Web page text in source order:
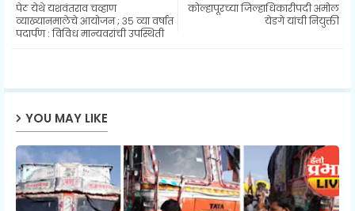
ter ats
कोल्हापूरच्या जिल्हाधिकारीपदी अमोल
येडगे यांची नियुक्ती
पेठ येथे यशवंतराव चव्हाण
व्याख्यानमालेचे आयोजन ; ३५ व्या वर्षात
पदार्पण : विविध मान्यवरांची उपस्थिती
YOU MAY LIKE